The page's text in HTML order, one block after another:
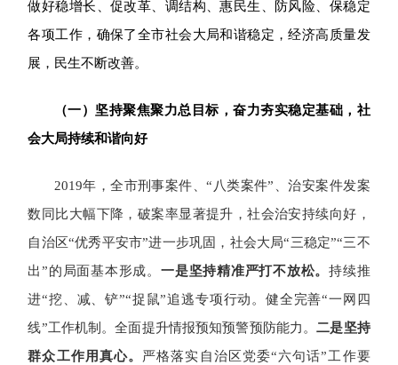
做好稳增长、促改革、调结构、惠民生、防风险、保稳定
各项工作，确保了全市社会大局和谐稳定，经济高质量发
展，民生不断改善。
（一） 坚持聚焦聚力总目标，奋力夯实稳定基础， 社
会大局持续和谐向好
2019年，全市刑事案件、“八类案件”、治安案件发案
数同比大幅下降，破案率显著提升，社会治安持续向好，
自治区“优秀平安市”进一步巩固，社会大局“三稳定”“三不
出”的局面基本形成。 一是坚持精准严打不放松。持续推
进“挖、减、铲”“捉鼠”追逃专项行动 。 健全完善“一网四
线”工作机制。全面提升情报预知预警预防能力 。二是坚持
群众工作用真心。 严格落实自治区党委“六句话”工作要